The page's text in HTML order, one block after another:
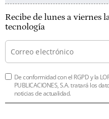
Recibe de lunes a viernes
tecnología
De conformidad con el RGPD y la
PUBLICACIONES, S.A. tratará los
noticias de actualidad.